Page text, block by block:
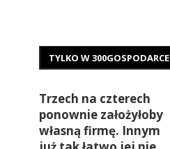
TYLKO W 300GOSPODARCE
Trzech na czterech
ponownie założyłoby
własną firmę. Innym